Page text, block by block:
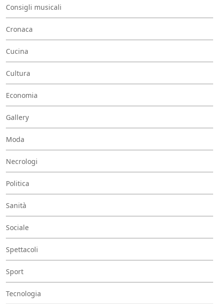
Consigli musicali
Cronaca
Cucina
Cultura
Economia
Gallery
Moda
Necrologi
Politica
Sanità
Sociale
Spettacoli
Sport
Tecnologia